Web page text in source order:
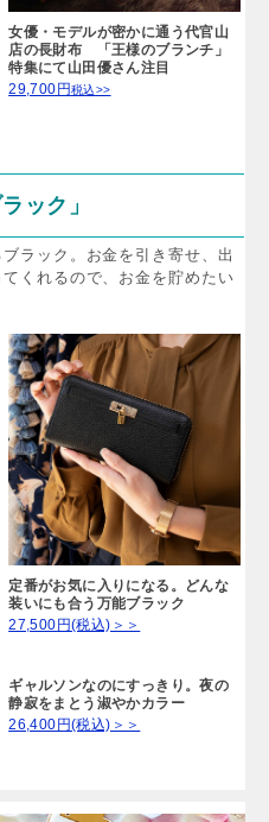
店の長財布 「王様のブランチ」
特集にて山田優さん注目
29,700円税込>>
ック」
ラック。お金を引き寄せ、出
くれるので、お金を貯めたい